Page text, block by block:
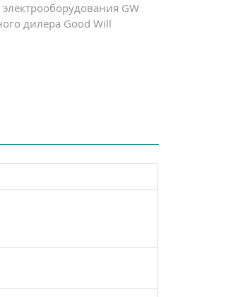
GW
дилера Good Will